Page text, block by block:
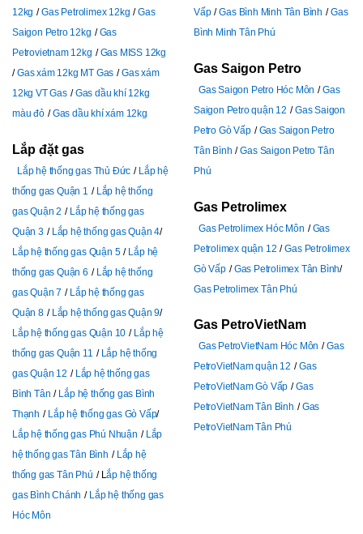
12kg
Gas Petrolimex 12kg
Gas
Saigon Petro 12kg
Gas
Petrovietnam 12kg
Gas MISS 12kg
Gas xám 12kg MT Gas
Gas xám
12kg VT Gas
Gas dầu khí 12kg
màu đỏ
Gas dầu khí xám 12kg
Lắp đặt gas
Lắp hệ thống gas Thủ Đức
Lắp hệ
thống gas Quận 1
Lắp hệ thống
gas Quận 2
Lắp hệ thống gas
Quận 3
Lắp hệ thống gas Quận 4
Lắp hệ thống gas Quận 5
Lắp hệ
thống gas Quận 6
Lắp hệ thống
gas Quận 7
Lắp hệ thống gas
Quận 8
Lắp hệ thống gas Quận 9
Lắp hệ thống gas Quận 10
Lắp hệ
thống gas Quận 11
Lắp hệ thống
gas Quận 12
Lắp hệ thống gas
Bình Tân
Lắp hệ thống gas Bình
Thạnh
Lắp hệ thống gas Gò Vấp
Lắp hệ thống gas Phú Nhuận
Lắp
hệ thống gas Tân Bình
Lắp hệ
thống gas Tân Phú
Lắp hệ thống
gas Bình Chánh
Lắp hệ thống gas
Hóc Môn
Vấp
Gas Bình Minh Tân Bình
Gas
Bình Minh Tân Phú
Gas Saigon Petro
Gas Saigon Petro Hóc Môn
Gas
Saigon Petro quận 12
Gas Saigon
Petro Gò Vấp
Gas Saigon Petro
Tân Bình
Gas Saigon Petro Tân
Phú
Gas Petrolimex
Gas Petrolimex Hóc Môn
Gas
Petrolimex quận 12
Gas Petrolimex
Gò Vấp
Gas Petrolimex Tân Bình
Gas Petrolimex Tân Phú
Gas PetroVietNam
Gas PetroVietNam Hóc Môn
Gas
PetroVietNam quận 12
Gas
PetroVietNam Gò Vấp
Gas
PetroVietNam Tân Bình
Gas
PetroVietNam Tân Phú